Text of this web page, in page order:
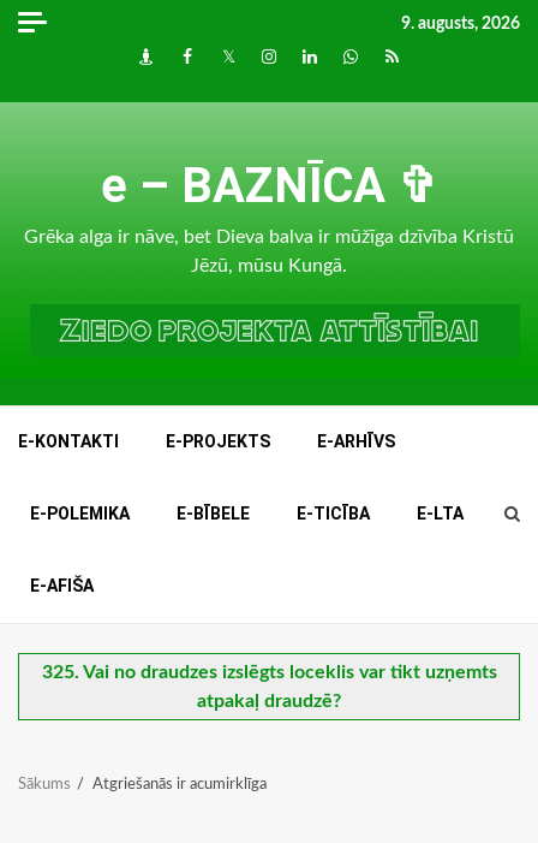
Skip
9. augusts, 2026
DraugiemFacebook
TwitterInstagram
LinkedInwhatsapp
RSS
e – BAZNĪCA ✞
Grēka alga ir nāve, bet Dieva balva ir mūžīga dzīvība Kristū
Jēzū, mūsu Kungā.
E-KONTAKTI E-PROJEKTS E-ARHĪVS
E-POLEMIKA E-BĪBELE E-TICĪBA E-LTA
E-AFIŠA
325. Vai no draudzes izslēgts loceklis var tikt uzņemts
atpakaļ draudzē?
Sākums Atgriešanās ir acumirklīga